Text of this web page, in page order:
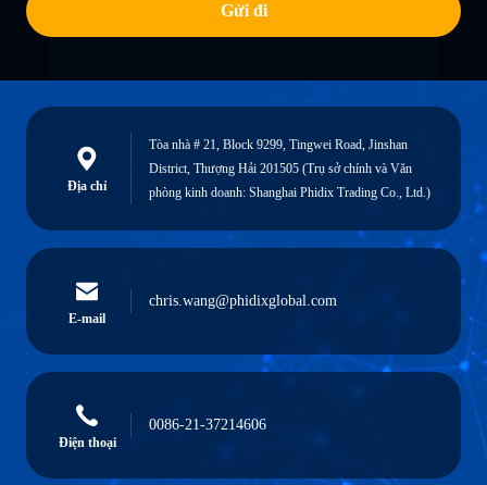
Gửi đi
Địa chỉ
Tòa nhà # 21, Block 9299, Tingwei Road, Jinshan
District, Thượng Hải 201505 (Trụ sở chính và Văn
phòng kinh doanh: Shanghai Phidix Trading Co., Ltd.)
E-mail
chris.wang@phidixglobal.com
Điện thoại
0086-21-37214606